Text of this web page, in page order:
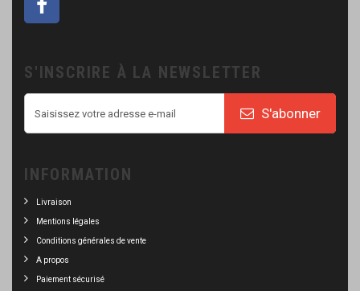
S'INSCRIRE À LA NEWSLETTER
S'abonner
INFORMATION
Livraison
Mentions légales
Conditions générales de vente
A propos
Paiement sécurisé